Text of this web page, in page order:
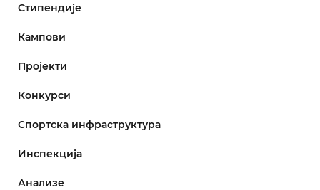
Стипендије
Кампови
Пројекти
Конкурси
Спортска инфраструктура
Инспекција
Анализе